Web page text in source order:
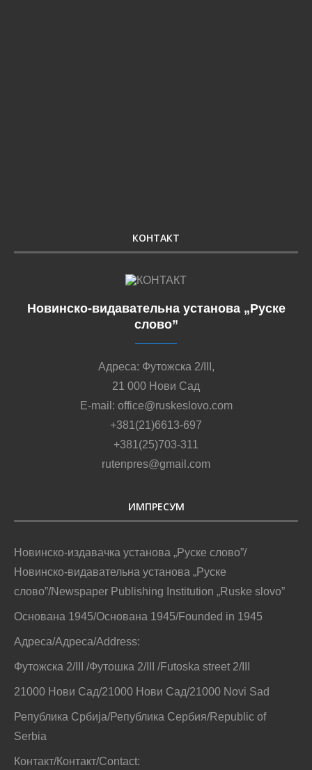
КОНТАКТ
Новинско-видавательна установа „Руске
слово”
Адреса: Футожска 2/III,
21 000 Нови Сад
E-mail: office@ruskeslovo.com
+381(21)6613-697
+381(25)703-311
rutenpres@gmail.com
ИМПРЕСУМ
Новинско-издавачка установа „Руске слово”/
Новинско-видавательна установа „Руске
слово”/Newspaper Publishing Institution „Ruske slovo”
Основана 1945/Основана 1945/Founded in 1945
Адреса/Адреса/Address:
Футожска 2/III /Футошка 2/III /Futoska street 2/III
21000 Нови Сад/21000 Нови Сад/21000 Novi Sad
Република Србија/Република Сербия/Republic of
Serbia
Контакт/Контакт/Contact: